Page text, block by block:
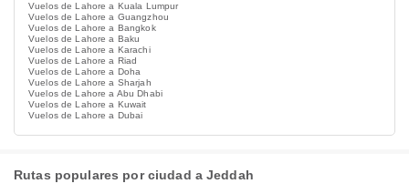
Vuelos de Lahore a Kuala Lumpur
Vuelos de Lahore a Guangzhou
Vuelos de Lahore a Bangkok
Vuelos de Lahore a Baku
Vuelos de Lahore a Karachi
Vuelos de Lahore a Riad
Vuelos de Lahore a Doha
Vuelos de Lahore a Sharjah
Vuelos de Lahore a Abu Dhabi
Vuelos de Lahore a Kuwait
Vuelos de Lahore a Dubai
Rutas populares por ciudad a Jeddah